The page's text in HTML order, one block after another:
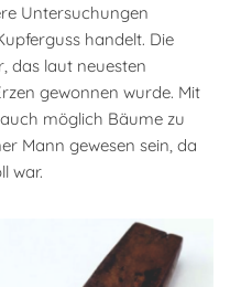
Untersuchungen
handelt. Die
das laut neuesten
gewonnen wurde. Mit
möglich Bäume zu
Mann gewesen sein, da
war.